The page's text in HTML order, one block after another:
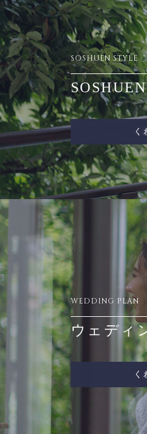
SOSHUEN STYLE
く
WEDDING PLAN
ウェディ
く